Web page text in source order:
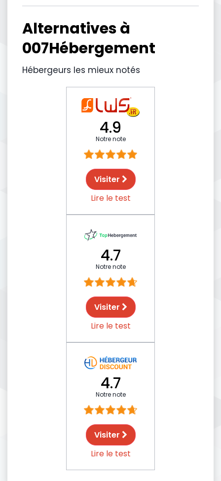
Alternatives à
007Hébergement
Hébergeurs les mieux notés
4.9
Notre note
Visiter
Lire le test
4.7
Notre note
Visiter
Lire le test
4.7
Notre note
Visiter
Lire le test